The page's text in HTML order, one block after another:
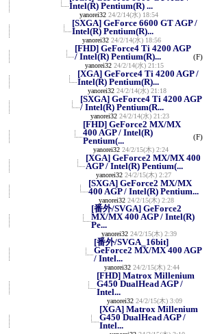
Intel(R) Pentium(R) ...
yanorei32 24/2/14(水) 18:54
[SXGA] GeForce 6600 GT AGP /
Intel(R) Pentium(R)...
yanorei32 24/2/14(水) 18:56
[FHD] GeForce4 Ti 4200 AGP
/ Intel(R) Pentium(R)...
yanorei32 24/2/14(水) 21:15
(F)
[XGA] GeForce4 Ti 4200 AGP /
Intel(R) Pentium(R)...
yanorei32 24/2/14(水) 21:18
[SXGA] GeForce4 Ti 4200 AGP
/ Intel(R) Pentium(R...
yanorei32 24/2/14(水) 21:23
[FHD] GeForce2 MX/MX
400 AGP / Intel(R)
Pentium(...
yanorei32 24/2/15(木) 2:24
(F)
[XGA] GeForce2 MX/MX 400
AGP / Intel(R) Pentium(...
yanorei32 24/2/15(木) 2:27
[SXGA] GeForce2 MX/MX
400 AGP / Intel(R) Pentium...
yanorei32 24/2/15(木) 2:28
[番外/SVGA] GeForce2
MX/MX 400 AGP / Intel(R)
Pe...
yanorei32 24/2/15(木) 2:39
[番外/SVGA_16bit]
GeForce2 MX/MX 400 AGP
/ Intel...
yanorei32 24/2/15(木) 2:44
[FHD] Matrox Millenium
G450 DualHead AGP /
Intel...
yanorei32 24/2/15(木) 3:09
[XGA] Matrox Millenium
G450 DualHead AGP /
Intel...